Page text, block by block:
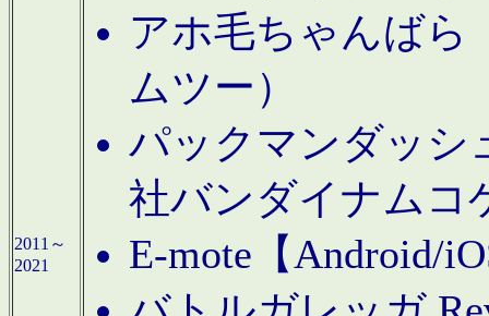
2011～
2021
アホ毛ちゃんばら
ムツー）
パックマンダッシ
社バンダイナムコ
E-mote【Android/